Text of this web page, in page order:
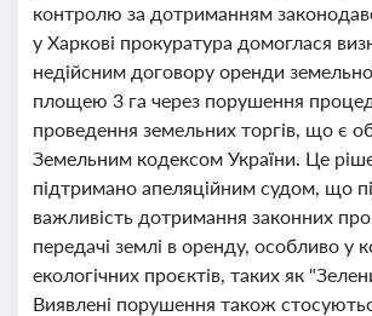
контролю за дотриманням
у Харкові прокуратура домоглася
недійсним договору оренди
площею 3 га через порушення
проведення земельних торгів, що є
Земельним кодексом України. Це
підтримано апеляційним судом, що
важливість дотримання законних
передачі землі в оренду, особливо у
екологічних проєктів, таких як
Виявлені порушення також